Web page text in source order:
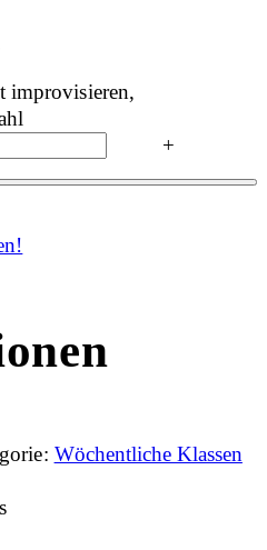
improvisieren,
+
Wöchentliche Klassen